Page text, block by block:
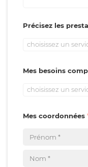
Précisez les
choisissez un
Mes besoins
choisissez un
Mes coordonnées